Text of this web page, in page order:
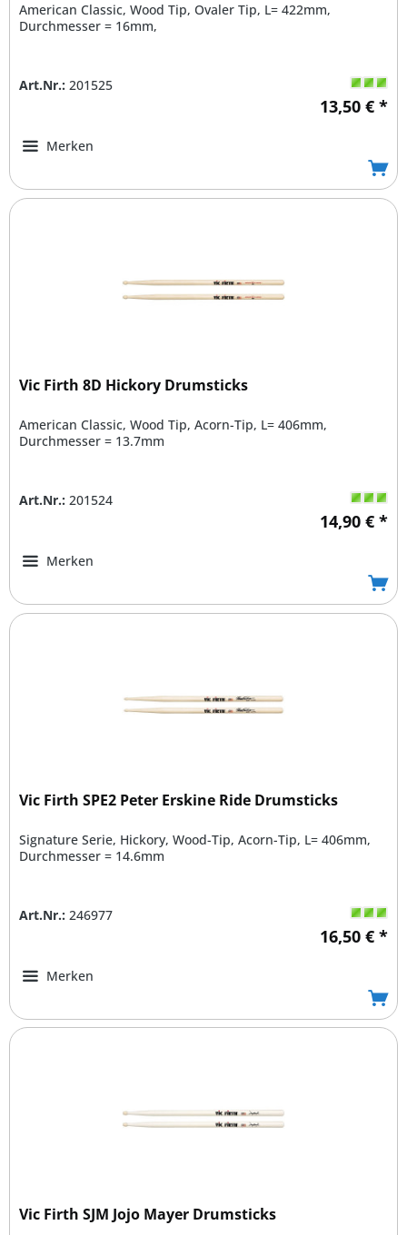
American Classic, Wood Tip, Ovaler Tip, L= 422mm,
Durchmesser = 16mm,
Art.Nr.: 201525
13,50 € *
Merken
Vic Firth 8D Hickory Drumsticks
American Classic, Wood Tip, Acorn-Tip, L= 406mm,
Durchmesser = 13.7mm
Art.Nr.: 201524
14,90 € *
Merken
Vic Firth SPE2 Peter Erskine Ride Drumsticks
Signature Serie, Hickory, Wood-Tip, Acorn-Tip, L= 406mm,
Durchmesser = 14.6mm
Art.Nr.: 246977
16,50 € *
Merken
Vic Firth SJM Jojo Mayer Drumsticks